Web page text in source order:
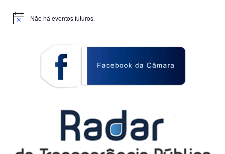
Notice Não há eventos futuros.